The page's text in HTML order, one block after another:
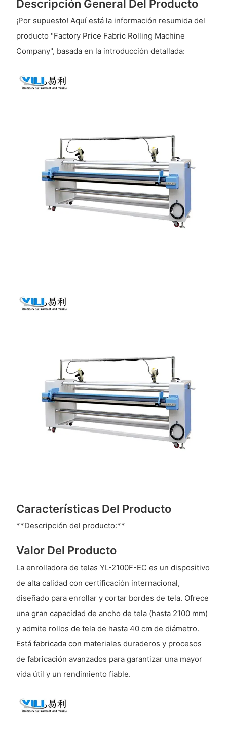
Descripción General Del Producto
¡Por supuesto! Aquí está la información resumida del
producto "Factory Price Fabric Rolling Machine
Company", basada en la introducción detallada:
Características Del Producto
**Descripción del producto:**
Valor Del Producto
La enrolladora de telas YL-2100F-EC es un dispositivo
de alta calidad con certificación internacional,
diseñado para enrollar y cortar bordes de tela. Ofrece
una gran capacidad de ancho de tela (hasta 2100 mm)
y admite rollos de tela de hasta 40 cm de diámetro.
Está fabricada con materiales duraderos y procesos
de fabricación avanzados para garantizar una mayor
vida útil y un rendimiento fiable.